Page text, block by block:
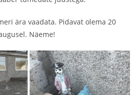
ära vaadata. Pidavat olema 20
Näeme!